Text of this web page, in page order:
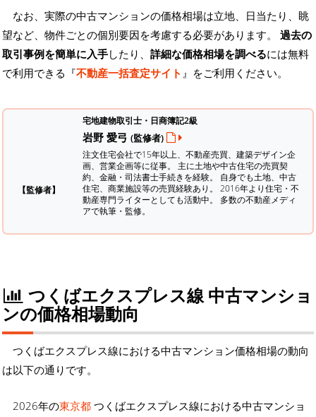
なお、実際の中古マンションの価格相場は立地、日当たり、眺
望など、物件ごとの個別要因を考慮する必要があります。 過去の
取引事例を簡単に入手したり、 詳細な価格相場を調べるには無料
で利用できる『不動産一括査定サイト 』をご利用ください。
【監修者】
宅地建物取引士・日商簿記2級
岩野 愛弓 (監修者)
注文住宅会社で15年以上、不動産売買、建築デザイン企
画、営業企画等に従事。 主に土地や中古住宅の売買契
約、金融・司法書士手続きを経験。 自身でも土地、中古
住宅、商業施設等の売買経験あり。 2016年より住宅・不
動産専門ライターとしても活動中。 多数の不動産メディ
アで執筆・監修。
つくばエクスプレス線 中古マンショ
ンの価格相場動向
つくばエクスプレス線における中古マンション価格相場の動向
は以下の通りです。
2026年の東京都 つくばエクスプレス線における中古マンショ